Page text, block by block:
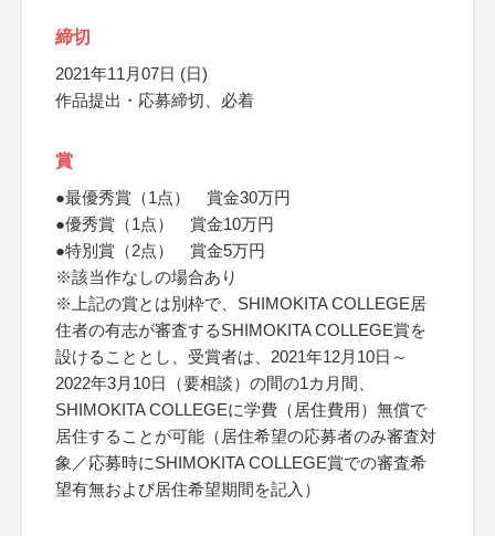
締切
2021年11月07日 (日)
作品提出・応募締切、必着
賞
●最優秀賞（1点） 賞金30万円
●優秀賞（1点） 賞金10万円
●特別賞（2点） 賞金5万円
※該当作なしの場合あり
※上記の賞とは別枠で、SHIMOKITA COLLEGE居
住者の有志が審査するSHIMOKITA COLLEGE賞を
設けることとし、受賞者は、2021年12月10日～
2022年3月10日（要相談）の間の1カ月間、
SHIMOKITA COLLEGEに学費（居住費用）無償で
居住することが可能（居住希望の応募者のみ審査対
象／応募時にSHIMOKITA COLLEGE賞での審査希
望有無および居住希望期間を記入）